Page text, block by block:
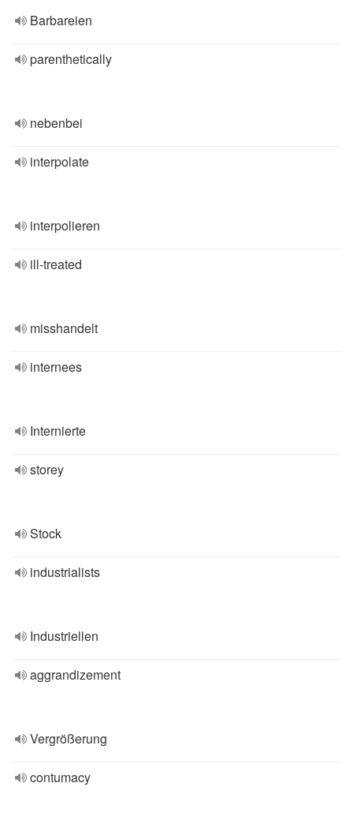
Barbareien
parenthetically
nebenbei
interpolate
interpolieren
ill-treated
misshandelt
internees
Internierte
storey
Stock
industrialists
Industriellen
aggrandizement
Vergrößerung
contumacy